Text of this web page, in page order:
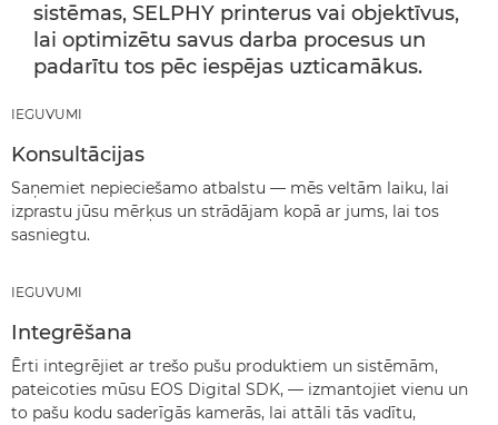
sistēmas, SELPHY printerus vai objektīvus,
lai optimizētu savus darba procesus un
padarītu tos pēc iespējas uzticamākus.
IEGUVUMI
Konsultācijas
Saņemiet nepieciešamo atbalstu — mēs veltām laiku, lai
izprastu jūsu mērķus un strādājam kopā ar jums, lai tos
sasniegtu.
IEGUVUMI
Integrēšana
Ērti integrējiet ar trešo pušu produktiem un sistēmām,
pateicoties mūsu EOS Digital SDK, — izmantojiet vienu un
to pašu kodu saderīgās kamerās, lai attāli tās vadītu,